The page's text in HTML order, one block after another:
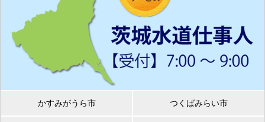
かすみがうら市 つくばみらい市